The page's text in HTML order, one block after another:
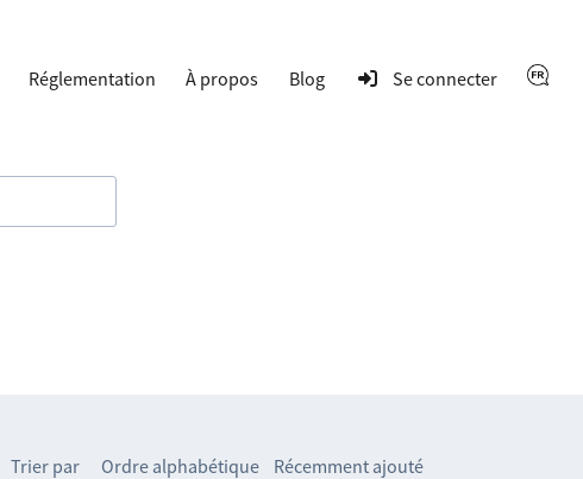
Réglementation À propos Blog Se connecter
Trier par Ordre alphabétique Récemment ajouté